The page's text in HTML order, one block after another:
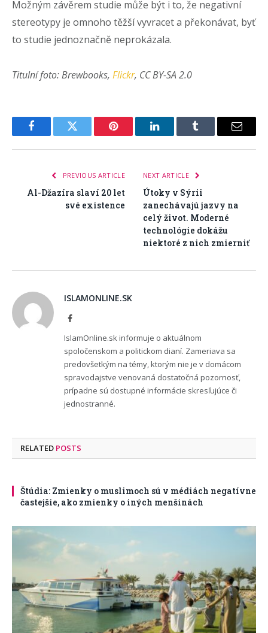
Možným závěrem studie může být i to, že negativní
stereotypy je omnoho těžší vyvracet a překonávat, byť
to studie jednoznačně neprokázala.
Titulní foto: Brewbooks, Flickr, CC BY-SA 2.0
FacebookTwitter Pinterest LinkedInTumblr Email
PREVIOUS ARTICLE
Al-Džazíra slaví 20 let
své existence
NEXT ARTICLE
Útoky v Sýrii
zanechávajú jazvy na
celý život. Moderné
technológie dokážu
niektoré z nich zmierniť
ISLAMONLINE.SK
Facebook
IslamOnline.sk informuje o aktuálnom
spoločenskom a politickom dianí. Zameriava sa
predovšetkým na témy, ktorým nie je v domácom
spravodajstve venovaná dostatočná pozornosť,
prípadne sú dostupné informácie skresľujúce či
jednostranné.
RELATED POSTS
Štúdia: Zmienky o muslimoch sú v médiách negatívne
častejšie, ako zmienky o iných menšinách